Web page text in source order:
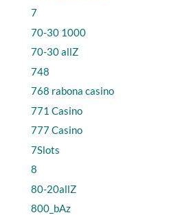
7
70-30 1000
70-30 allZ
748
768 rabona casino
771 Casino
777 Casino
7Slots
8
80-20allZ
800_bAz